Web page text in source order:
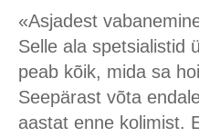
«Asjadest
Selle ala spetsialistid
peab kõik, mida sa
Seepärast võta
aastat enne kolimist.